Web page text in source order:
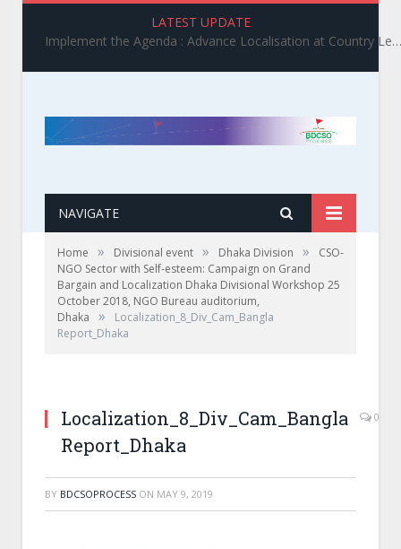
LATEST UPDATE
Implement the Agenda : Advance Localisation at Country Level_ BDCSO COAST 2025 Survey Report Findings on the Grand Bargain 3.0 Implementation
NAVIGATE
Home » Divisional event » Dhaka Division »
CSO-
NGO Sector with Self-esteem: Campaign on Grand
Bargain and Localization Dhaka Divisional Workshop 25
October 2018, NGO Bureau auditorium,
Dhaka
»
Localization_8_Div_Cam_Bangla
Report_Dhaka
Localization_8_Div_Cam_Bangla
Report_Dhaka
0
BY BDCSOPROCESS ON MAY 9, 2019